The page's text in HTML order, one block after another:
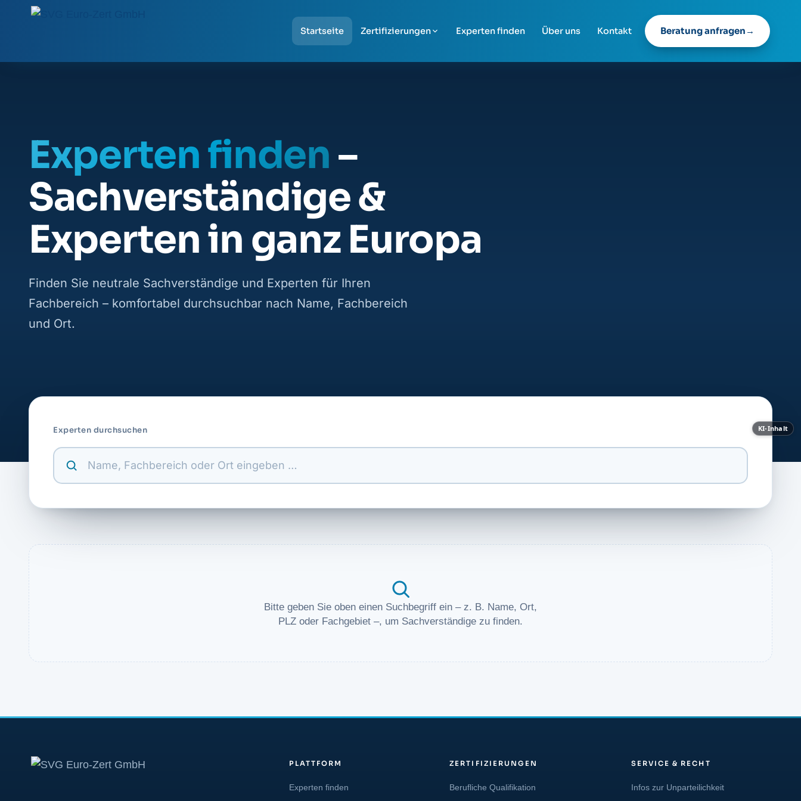
Startseite Zertifizierungen Experten finden Über uns Kontakt Beratung anfragen
Experten finden–
Sachverständige &
Experten in ganz Europa
Finden Sie neutrale Sachverständige und Experten für Ihren
Fachbereich – komfortabel durchsuchbar nach Name, Fachbereich
und Ort.
KI-Inhalt
Experten durchsuchen
Bitte geben Sie oben einen Suchbegriff ein – z. B. Name, Ort,
PLZ oder Fachgebiet –, um Sachverständige zu finden.
PLATTFORM
Experten finden
ZERTIFIZIERUNGEN
Berufliche Qualifikation
SERVICE & RECHT
Infos zur Unparteilichkeit